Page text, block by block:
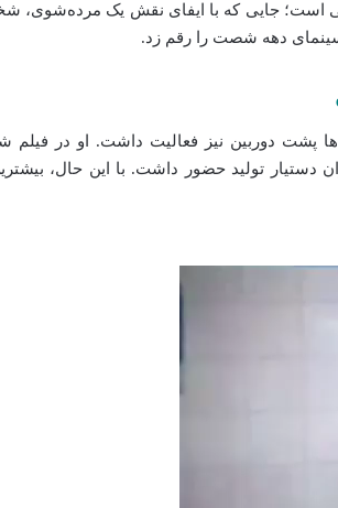
است؛ جایی که با ایفای نقش یک مرده‌شوی،
دهه شصت را رقم زد.
پشت دوربین نیز فعالیت داشت. او در فیلم
دستیار تولید حضور داشت. با این حال،